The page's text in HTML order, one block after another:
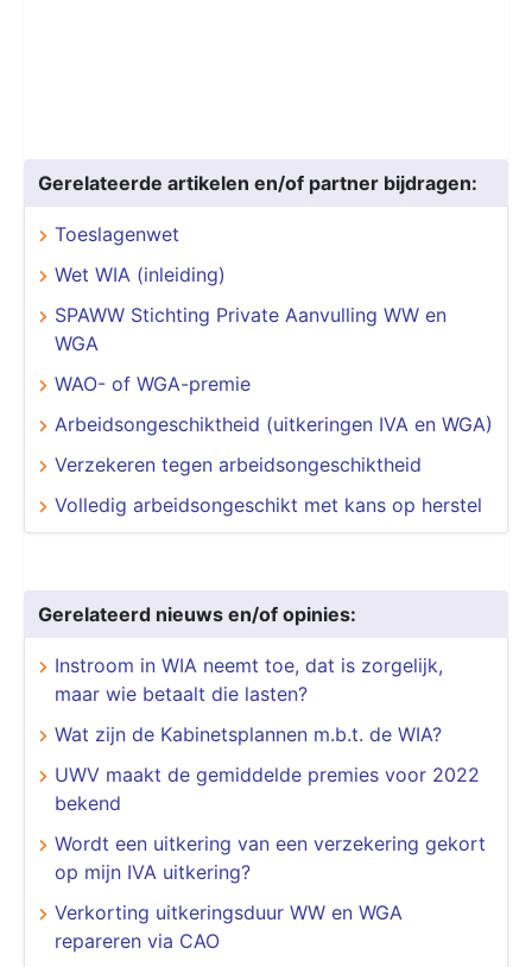
Gerelateerde artikelen en/of partner bijdragen:
Toeslagenwet
Wet WIA (inleiding)
SPAWW Stichting Private Aanvulling WW en
WGA
WAO- of WGA-premie
Arbeidsongeschiktheid (uitkeringen IVA en WGA)
Verzekeren tegen arbeidsongeschiktheid
Volledig arbeidsongeschikt met kans op herstel
Gerelateerd nieuws en/of opinies:
​​​​​​​Instroom in WIA neemt toe, dat is zorgelijk,
maar wie betaalt die lasten?
Wat zijn de Kabinetsplannen m.b.t. de WIA?
UWV maakt de gemiddelde premies voor 2022
bekend
Wordt een uitkering van een verzekering gekort
op mijn IVA uitkering?
Verkorting uitkeringsduur WW en WGA
repareren via CAO